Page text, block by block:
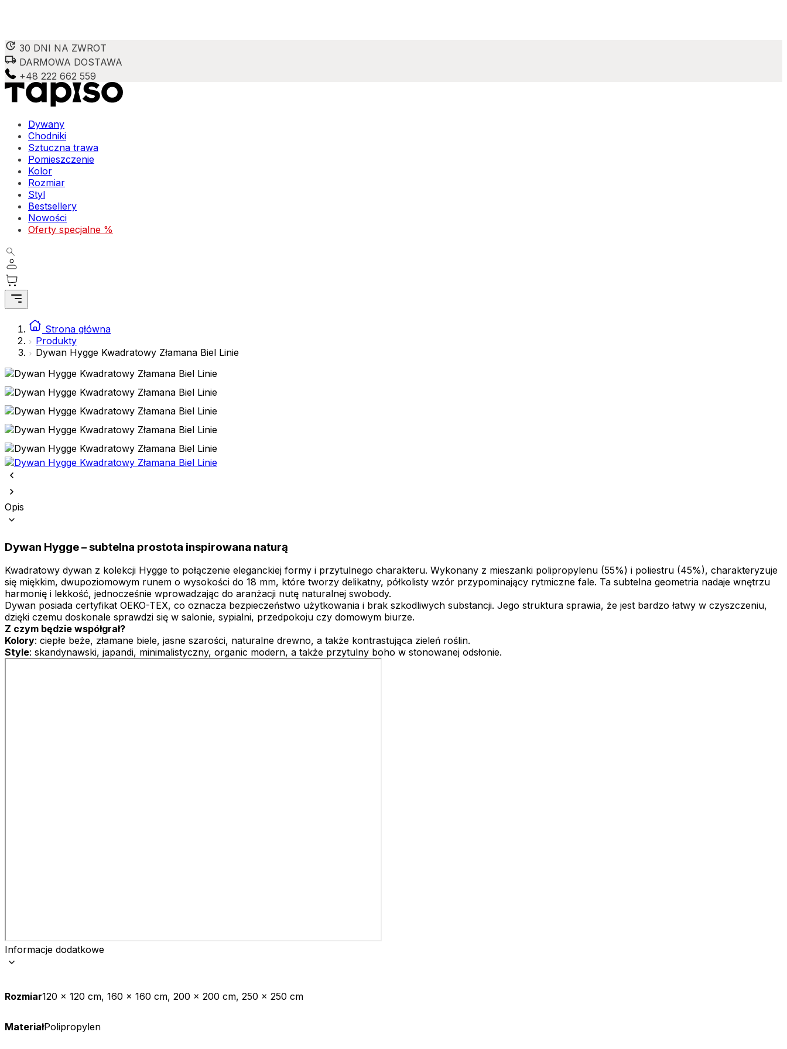
30 DNI NA ZWROT
DARMOWA DOSTAWA
+48 222 662 559
Dywany
Chodniki
Sztuczna trawa
Pomieszczenie
Kolor
Rozmiar
Styl
Bestsellery
Nowości
Oferty specjalne %
Strona główna
Produkty
Dywan Hygge Kwadratowy Złamana Biel Linie
Opis
Dywan Hygge – subtelna prostota inspirowana naturą
Kwadratowy dywan z kolekcji Hygge to połączenie eleganckiej formy i przytulnego charakteru. Wykonany z mieszanki polipropylenu (55%) i poliestru (45%), charakteryzuje
się miękkim, dwupoziomowym runem o wysokości do 18 mm, które tworzy delikatny, półkolisty wzór przypominający rytmiczne fale. Ta subtelna geometria nadaje wnętrzu
harmonię i lekkość, jednocześnie wprowadzając do aranżacji nutę naturalnej swobody.
Dywan posiada certyfikat OEKO-TEX, co oznacza bezpieczeństwo użytkowania i brak szkodliwych substancji. Jego struktura sprawia, że jest bardzo łatwy w czyszczeniu,
dzięki czemu doskonale sprawdzi się w salonie, sypialni, przedpokoju czy domowym biurze.
Z czym będzie współgrał?
Kolory: ciepłe beże, złamane biele, jasne szarości, naturalne drewno, a także kontrastująca zieleń roślin.
Style: skandynawski, japandi, minimalistyczny, organic modern, a także przytulny boho w stonowanej odsłonie.
Informacje dodatkowe
Rozmiar120 x 120 cm, 160 x 160 cm, 200 x 200 cm, 250 x 250 cm
MateriałPolipropylen